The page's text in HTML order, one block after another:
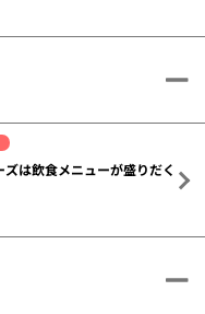
は飲食メニューが盛りだく